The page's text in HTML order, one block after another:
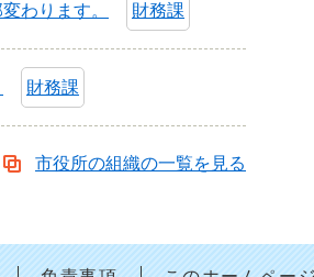
わります。 財務課
財務課
市役所の組織の一覧を見る